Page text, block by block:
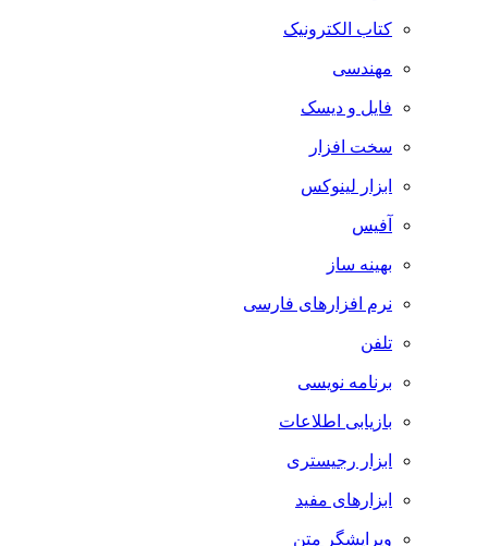
کتاب الکترونیک
مهندسی
فایل و دیسک
سخت افزار
ابزار لینوکس
آفیس
بهینه ساز
نرم افزارهای فارسی
تلفن
برنامه نویسی
بازیابی اطلاعات
ابزار رجیستری
ابزارهای مفید
ویرایشگر متن